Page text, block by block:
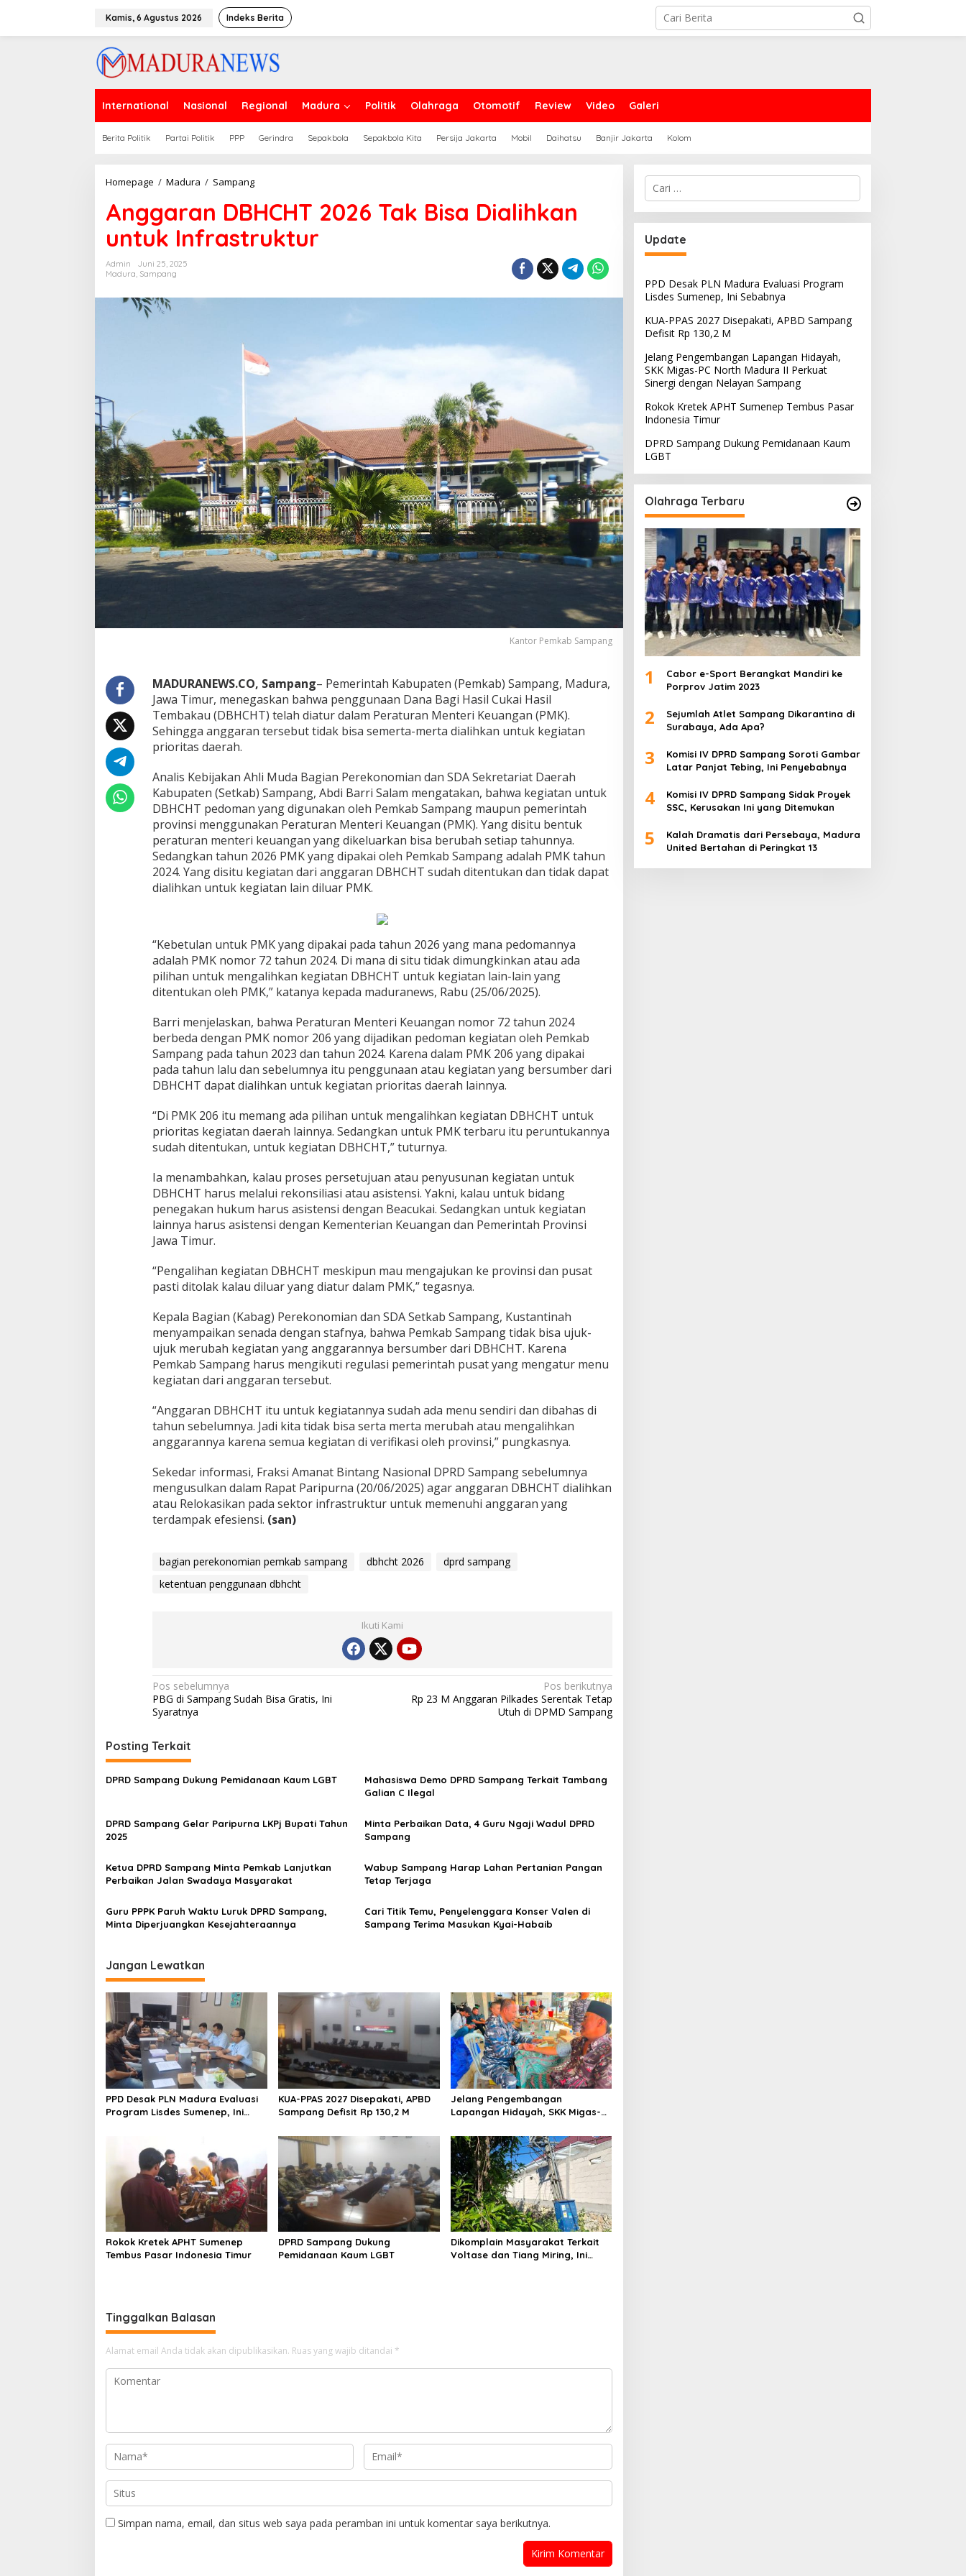
Kamis, 6 Agustus 2026 Indeks Berita
International Nasional Regional Madura Politik Olahraga Otomotif Review Video Galeri
Berita Politik Partai Politik PPP Gerindra Sepakbola Sepakbola Kita Persija Jakarta Mobil Daihatsu Banjir Jakarta Kolom
Homepage / Madura / SampangAnggaran
2026
Tak
Bisa
Dialihkan
Anggaran DBHCHT 2026 Tak Bisa Dialihkan
untuk Infrastruktur
Admin
Juni 25, 2025
Madura, Sampang
Kantor Pemkab Sampang
MADURANEWS.CO, Sampang– Pemerintah Kabupaten (Pemkab) Sampang, Madura,
Jawa Timur, menegaskan bahwa penggunaan Dana Bagi Hasil Cukai Hasil
Tembakau (DBHCHT) telah diatur dalam Peraturan Menteri Keuangan (PMK).
Sehingga anggaran tersebut tidak bisa semerta-merta dialihkan untuk kegiatan
prioritas daerah.
Analis Kebijakan Ahli Muda Bagian Perekonomian dan SDA Sekretariat Daerah
Kabupaten (Setkab) Sampang, Abdi Barri Salam mengatakan, bahwa kegiatan untuk
DBHCHT pedoman yang digunakan oleh Pemkab Sampang maupun pemerintah
provinsi menggunakan Peraturan Menteri Keuangan (PMK). Yang disitu bentuk
peraturan menteri keuangan yang dikeluarkan bisa berubah setiap tahunnya.
Sedangkan tahun 2026 PMK yang dipakai oleh Pemkab Sampang adalah PMK tahun
2024. Yang disitu kegiatan dari anggaran DBHCHT sudah ditentukan dan tidak dapat
dialihkan untuk kegiatan lain diluar PMK.
“Kebetulan untuk PMK yang dipakai pada tahun 2026 yang mana pedomannya
adalah PMK nomor 72 tahun 2024. Di mana di situ tidak dimungkinkan atau ada
pilihan untuk mengalihkan kegiatan DBHCHT untuk kegiatan lain-lain yang
ditentukan oleh PMK,” katanya kepada maduranews, Rabu (25/06/2025).
Barri menjelaskan, bahwa Peraturan Menteri Keuangan nomor 72 tahun 2024
berbeda dengan PMK nomor 206 yang dijadikan pedoman kegiatan oleh Pemkab
Sampang pada tahun 2023 dan tahun 2024. Karena dalam PMK 206 yang dipakai
pada tahun lalu dan sebelumnya itu penggunaan atau kegiatan yang bersumber dari
DBHCHT dapat dialihkan untuk kegiatan prioritas daerah lainnya.
“Di PMK 206 itu memang ada pilihan untuk mengalihkan kegiatan DBHCHT untuk
prioritas kegiatan daerah lainnya. Sedangkan untuk PMK terbaru itu peruntukannya
sudah ditentukan, untuk kegiatan DBHCHT,” tuturnya.
Ia menambahkan, kalau proses persetujuan atau penyusunan kegiatan untuk
DBHCHT harus melalui rekonsiliasi atau asistensi. Yakni, kalau untuk bidang
penegakan hukum harus asistensi dengan Beacukai. Sedangkan untuk kegiatan
lainnya harus asistensi dengan Kementerian Keuangan dan Pemerintah Provinsi
Jawa Timur.
“Pengalihan kegiatan DBHCHT meskipun mau mengajukan ke provinsi dan pusat
pasti ditolak kalau diluar yang diatur dalam PMK,” tegasnya.
Kepala Bagian (Kabag) Perekonomian dan SDA Setkab Sampang, Kustantinah
menyampaikan senada dengan stafnya, bahwa Pemkab Sampang tidak bisa ujuk-
ujuk merubah kegiatan yang anggarannya bersumber dari DBHCHT. Karena
Pemkab Sampang harus mengikuti regulasi pemerintah pusat yang mengatur menu
kegiatan dari anggaran tersebut.
“Anggaran DBHCHT itu untuk kegiatannya sudah ada menu sendiri dan dibahas di
tahun sebelumnya. Jadi kita tidak bisa serta merta merubah atau mengalihkan
anggarannya karena semua kegiatan di verifikasi oleh provinsi,” pungkasnya.
Sekedar informasi, Fraksi Amanat Bintang Nasional DPRD Sampang sebelumnya
mengusulkan dalam Rapat Paripurna (20/06/2025) agar anggaran DBHCHT dialihkan
atau Relokasikan pada sektor infrastruktur untuk memenuhi anggaran yang
terdampak efesiensi. (san)
bagian perekonomian pemkab sampang dbhcht 2026
dprd sampang
ketentuan penggunaan dbhcht
Ikuti Kami
Navigasi
pos
Pos sebelumnya
PBG di Sampang Sudah Bisa Gratis, Ini
Syaratnya
Pos berikutnya
Rp 23 M Anggaran Pilkades Serentak Tetap
Utuh di DPMD Sampang
Posting Terkait
DPRD Sampang Dukung Pemidanaan Kaum LGBT
Mahasiswa Demo DPRD Sampang Terkait Tambang
Galian C Ilegal
DPRD Sampang Gelar Paripurna LKPj Bupati Tahun
2025
Minta Perbaikan Data, 4 Guru Ngaji Wadul DPRD
Sampang
Ketua DPRD Sampang Minta Pemkab Lanjutkan
Perbaikan Jalan Swadaya Masyarakat
Wabup Sampang Harap Lahan Pertanian Pangan
Tetap Terjaga
Guru PPPK Paruh Waktu Luruk DPRD Sampang,
Minta Diperjuangkan Kesejahteraannya
Cari Titik Temu, Penyelenggara Konser Valen di
Sampang Terima Masukan Kyai-Habaib
Jangan Lewatkan
PPD Desak PLN Madura Evaluasi
Program Lisdes Sumenep, Ini
KUA-PPAS 2027 Disepakati, APBD
Sampang Defisit Rp 130,2 M
Jelang Pengembangan
Lapangan Hidayah, SKK Migas-
Sinergi dengan Nelayan
Sampang
Rokok Kretek APHT Sumenep
Tembus Pasar Indonesia Timur
DPRD Sampang Dukung
Pemidanaan Kaum LGBT
Dikomplain Masyarakat Terkait
Voltase dan Tiang Miring, Ini
Tinggalkan Balasan
Alamat email Anda tidak akan dipublikasikan. Ruas yang wajib ditandai *
Simpan nama, email, dan situs web saya pada peramban ini untuk komentar saya berikutnya.
Cari
untuk:
Update
PPD Desak PLN Madura Evaluasi Program
Lisdes Sumenep, Ini Sebabnya
KUA-PPAS 2027 Disepakati, APBD Sampang
Defisit Rp 130,2 M
Jelang Pengembangan Lapangan Hidayah,
SKK Migas-PC North Madura II Perkuat
Sinergi dengan Nelayan Sampang
Rokok Kretek APHT Sumenep Tembus Pasar
Indonesia Timur
DPRD Sampang Dukung Pemidanaan Kaum
LGBT
Olahraga Terbaru
1
Cabor e-Sport Berangkat Mandiri ke
Porprov Jatim 2023
2
Sejumlah Atlet Sampang Dikarantina di
Surabaya, Ada Apa?
3
Komisi IV DPRD Sampang Soroti Gambar
Latar Panjat Tebing, Ini Penyebabnya
4
Komisi IV DPRD Sampang Sidak Proyek
SSC, Kerusakan Ini yang Ditemukan
5
Kalah Dramatis dari Persebaya, Madura
United Bertahan di Peringkat 13